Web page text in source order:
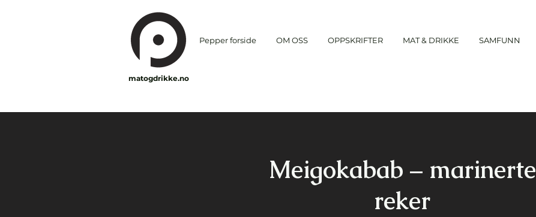
Pepper forside OM OSS OPPSKRIFTER MAT & DRIKKE SAMFUNN
matogdrikke.no
Meigokabab ­­– marinerte
reker